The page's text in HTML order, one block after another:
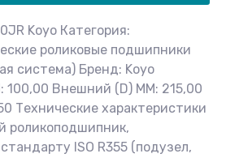
Koyo Категория:
роликовые подшипники
система) Бренд: Koyo
100,00 Внешний (D) ММ: 215,00
Технические характеристики
роликоподшипник,
ISO R355 (подузел,